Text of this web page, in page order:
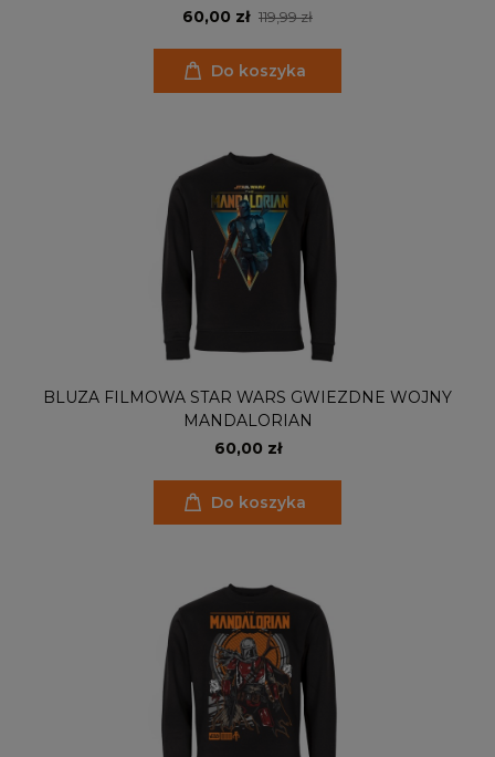
60,00 zł 119,99 zł
Do koszyka
BLUZA FILMOWA STAR WARS GWIEZDNE WOJNY
MANDALORIAN
60,00 zł
Do koszyka